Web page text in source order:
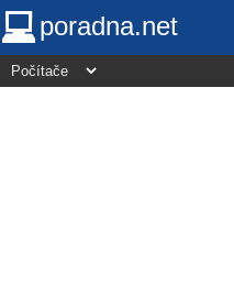
poradna.net